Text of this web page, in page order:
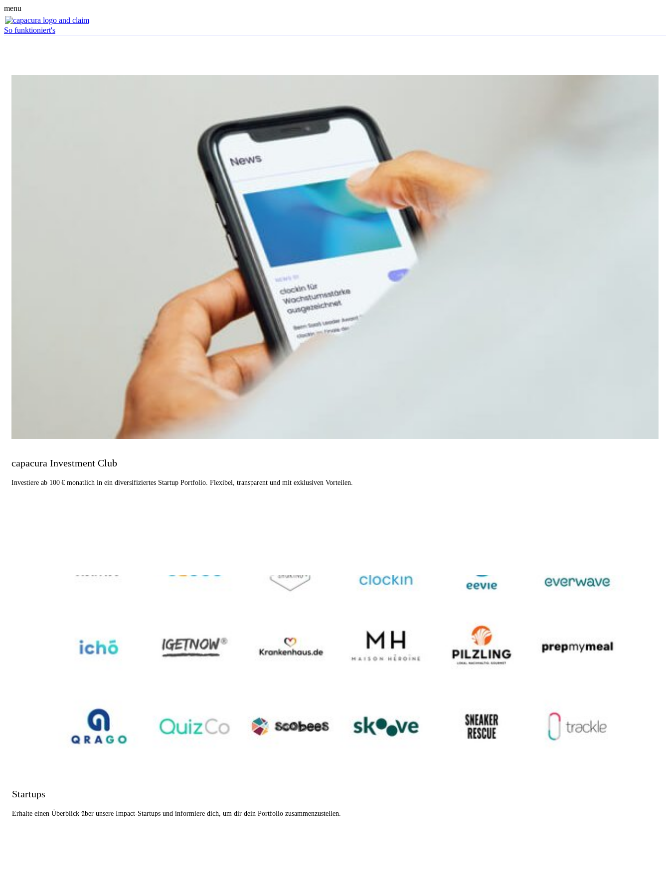
menu
So funktioniert's
capacura Investment Club
Investiere ab 100 € monatlich in ein diversifiziertes Startup Portfolio. Flexibel, transparent und mit exklusiven Vorteilen.
Startups
Erhalte einen Überblick über unsere Impact-Startups und informiere dich, um dir dein Portfolio zusammenzustellen.